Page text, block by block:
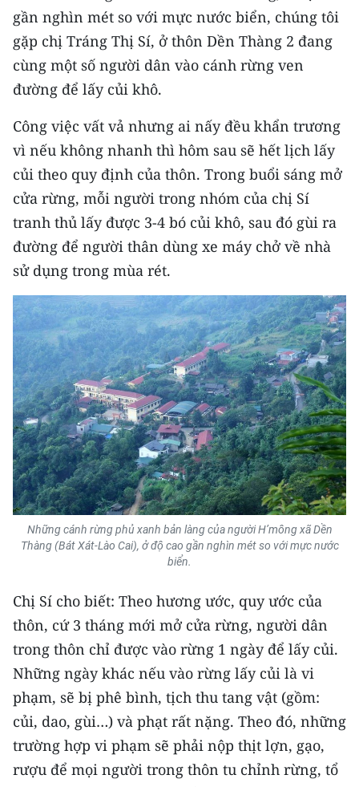
CHƯƠNG TRÌNH OCOP - MỖI XÃ
MỘT SẢN PHẨM
RADIO
MEDIA CENTER
E-Magazine
Video
Media Chính trị
Media Kinh tế
Media Văn hóa
Media Xã hội
Media Pháp luật
Media Du lịch
Media Thế giới
Media Thể thao
Media Giáo dục
Media Y tế
Media Môi trường
Ảnh
Infographic
TIN MỚI
TIN ĐỊA PHƯƠNG
gần nghìn mét so với mực nước biển, chúng tôi
gặp chị Tráng Thị Sí, ở thôn Dền Thàng 2 đang
cùng một số người dân vào cánh rừng ven
đường để lấy củi khô.
Công việc vất vả nhưng ai nấy đều khẩn trương
vì nếu không nhanh thì hôm sau sẽ hết lịch lấy
củi theo quy định của thôn. Trong buổi sáng mở
cửa rừng, mỗi người trong nhóm của chị Sí
tranh thủ lấy được 3-4 bó củi khô, sau đó gùi ra
đường để người thân dùng xe máy chở về nhà
sử dụng trong mùa rét.
Những cánh rừng phủ xanh bản làng của người H’mông xã Dền
Thàng (Bát Xát-Lào Cai), ở độ cao gần nghìn mét so với mực nước
biển.
Chị Sí cho biết: Theo hương ước, quy ước của
thôn, cứ 3 tháng mới mở cửa rừng, người dân
trong thôn chỉ được vào rừng 1 ngày để lấy củi.
Những ngày khác nếu vào rừng lấy củi là vi
phạm, sẽ bị phê bình, tịch thu tang vật (gồm:
củi, dao, gùi…) và phạt rất nặng. Theo đó, những
trường hợp vi phạm sẽ phải nộp thịt lợn, gạo,
rượu để mọi người trong thôn tu chỉnh rừng, tổ